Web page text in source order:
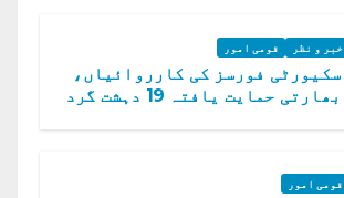
خبر و نظر قومی امور
سکیورٹی فورسز کی کارروائیاں،
بھارتی حمایت یافتہ 19 دہشت گرد
قومی امور